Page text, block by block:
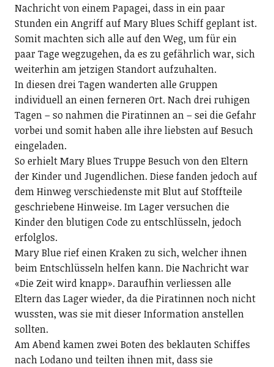
Nachricht von einem Papagei, dass in ein paar
Stunden ein Angriff auf Mary Blues Schiff geplant ist.
Somit machten sich alle auf den Weg, um für ein
paar Tage wegzugehen, da es zu gefährlich war, sich
weiterhin am jetzigen Standort aufzuhalten.
In diesen drei Tagen wanderten alle Gruppen
individuell an einen ferneren Ort. Nach drei ruhigen
Tagen – so nahmen die Piratinnen an – sei die Gefahr
vorbei und somit haben alle ihre liebsten auf Besuch
eingeladen.
So erhielt Mary Blues Truppe Besuch von den Eltern
der Kinder und Jugendlichen. Diese fanden jedoch auf
dem Hinweg verschiedenste mit Blut auf Stoffteile
geschriebene Hinweise. Im Lager versuchen die
Kinder den blutigen Code zu entschlüsseln, jedoch
erfolglos.
Mary Blue rief einen Kraken zu sich, welcher ihnen
beim Entschlüsseln helfen kann. Die Nachricht war
«Die Zeit wird knapp». Daraufhin verliessen alle
Eltern das Lager wieder, da die Piratinnen noch nicht
wussten, was sie mit dieser Information anstellen
sollten.
Am Abend kamen zwei Boten des beklauten Schiffes
nach Lodano und teilten ihnen mit, dass sie